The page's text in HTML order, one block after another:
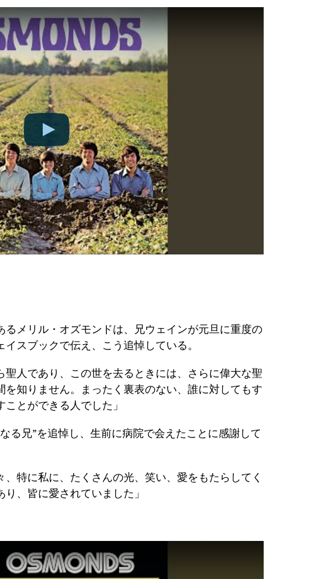
メリル・オズモンドは、兄ウェインが元旦に重度の
スブックで伝え、こう追悼している。
人であり、この世を去るときには、さらに偉大な聖
知りません。まったく裏表のない、誰に対してもす
とができる人でした」
る兄”を追悼し、生前に病院で会えたことに感謝して
特に私に、たくさんの光、笑い、愛をもたらしてく
、皆に愛されていました」